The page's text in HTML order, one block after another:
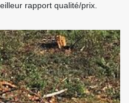
rapport qualité/prix.